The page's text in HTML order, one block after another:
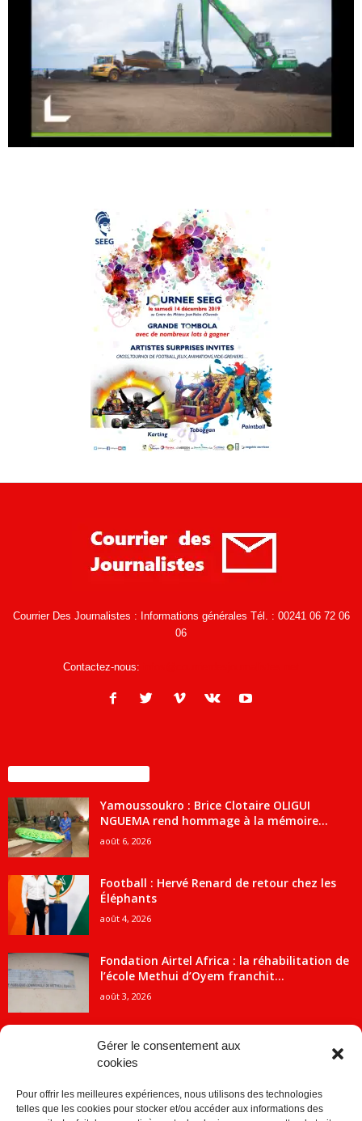
Gérer le consentement aux
cookies
Pour offrir les meilleures expériences, nous utilisons des technologies
telles que les cookies pour stocker et/ou accéder aux informations des
Courrier Des Journalistes : Informations générales Tél. : 00241 06 72 06
06
Contactez-nous:
Yamoussoukro : Brice Clotaire OLIGUI
NGUEMA rend hommage à la mémoire...
août 6, 2026
Football : Hervé Renard de retour chez les
Éléphants
août 4, 2026
Fondation Airtel Africa : la réhabilitation de
l’école Methui d’Oyem franchit...
août 3, 2026
CATÉGORIE POPULAIRE
ACTUALITES